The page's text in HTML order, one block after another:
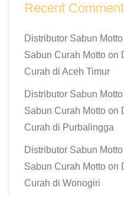
Recent
Distributor Sabun
Sabun Curah Motto on
Curah di Aceh Timur
Distributor Sabun
Sabun Curah Motto on
Curah di Purbalingga
Distributor Sabun
Sabun Curah Motto on
Curah di Wonogiri